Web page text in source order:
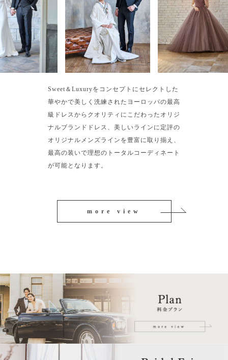
Sweet＆Luxuryをコンセプトにセレクトした
華やかで美しく洗練されたヨーロッパの最高
級ドレスからクオリティにこだわったオリジ
ナルブランドドレス、美しいラインに定評の
オリジナルメンズラインを豊富に取り揃え、
最高の装いで理想のトータルコーディネート
が可能となります。
more view